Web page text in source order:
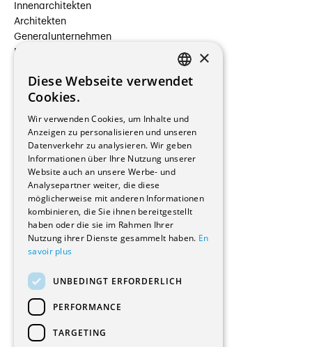
Innenarchitekten
Architekten
Generalunternehmen
Beauftragte Unternehmen
Hersteller/Lieferanten
Bauherrschaften
Immobilienverwaltungsgesellschaften
Stockwerkeigentum
Reportagen
Wohnungen
Renovierungen
Innere Umbauten
Gastgewerbe und Tourismus
Verwaltungsgebäude und Geschäfte
Schuleinrichtungen
Medizinische Einrichtungen
Kultur - Sport - Freizeit
Industrie - Handwerk
Transport und Parkplätze
Diverse Bauten
FRENCH
×
Diese Webseite verwendet
Cookies.
Wir verwenden Cookies, um Inhalte und
Anzeigen zu personalisieren und unseren
Datenverkehr zu analysieren. Wir geben
Informationen über Ihre Nutzung unserer
Website auch an unsere Werbe- und
Analysepartner weiter, die diese
möglicherweise mit anderen Informationen
kombinieren, die Sie ihnen bereitgestellt
haben oder die sie im Rahmen Ihrer
Nutzung ihrer Dienste gesammelt haben. En
savoir plus
UNBEDINGT ERFORDERLICH
PERFORMANCE
TARGETING